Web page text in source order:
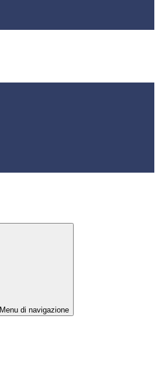
Menu di navigazione